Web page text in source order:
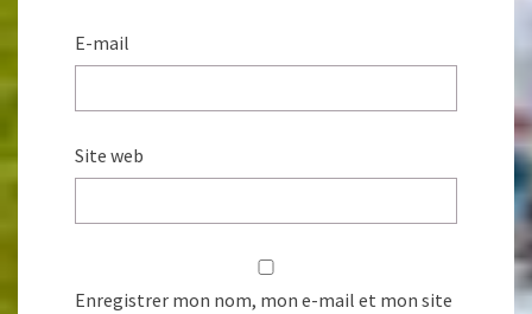
E-mail
Site web
Enregistrer mon nom, mon e-mail et mon site